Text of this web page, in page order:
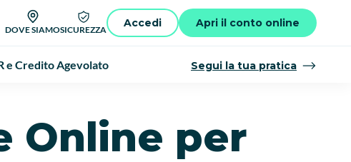
DOVE SIAMOSICUREZZA
Accedi Apri il conto online
e Credito Agevolato Segui la tua pratica
Online per